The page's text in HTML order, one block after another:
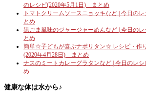
のレシピ(2020年5月1日) まとめ
トマトクリームソースニョッキなど | 今日の
とめ
黒ごま風味のジャージャーめんなど | 今日の
とめ
簡単☆子どもが喜ぶナポリタン☆ レシピ・作
(2020年4月28日) まとめ
ナスのミートカレーグラタンなど | 今日のレ
め
健康な体は水から♪